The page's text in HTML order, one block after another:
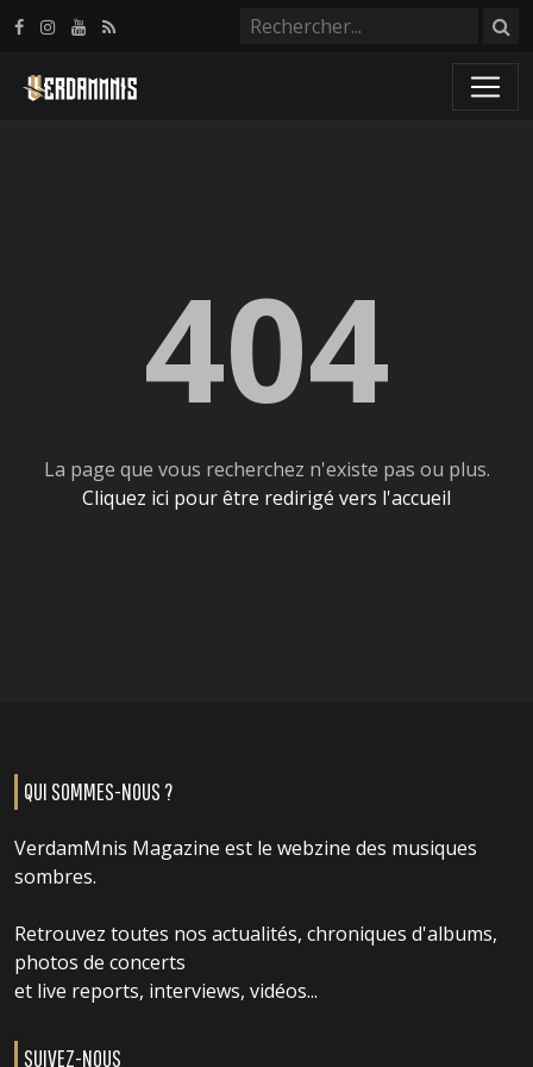
404
La page que vous recherchez n'existe pas ou plus.
Cliquez ici pour être redirigé vers l'accueil
QUI SOMMES-NOUS ?
VerdamMnis Magazine est le webzine des musiques
sombres.
Retrouvez toutes nos actualités, chroniques d'albums,
photos de concerts
et live reports, interviews, vidéos...
SUIVEZ-NOUS
Panneau de gestion des cookies